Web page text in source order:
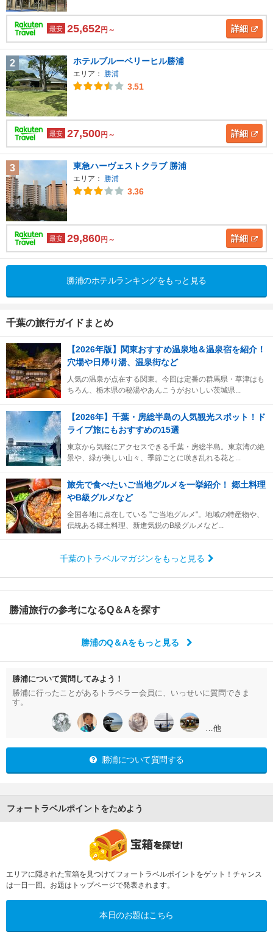
最安 25,652円～ 詳細
2 ホテルブルーベリーヒル勝浦
エリア： 勝浦
3.51
最安 27,500円～ 詳細
3 東急ハーヴェストクラブ 勝浦
エリア： 勝浦
3.36
最安 29,860円～ 詳細
勝浦のホテルランキングをもっと見る
千葉の旅行ガイドまとめ
【2026年版】関東おすすめ温泉地＆温泉宿を紹介！
穴場や日帰り湯、温泉街など
人気の温泉が点在する関東。今回は定番の群馬県・草津はも
ちろん、栃木県の秘湯やあんこうがおいしい茨城県...
【2026年】千葉・房総半島の人気観光スポット！ド
ライブ旅にもおすすめの15選
東京から気軽にアクセスできる千葉・房総半島。東京湾の絶
景や、緑が美しい山々、季節ごとに咲き乱れる花と...
旅先で食べたいご当地グルメを一挙紹介！ 郷土料理
やB級グルメなど
全国各地に点在している "ご当地グルメ"。地域の特産物や、
伝統ある郷土料理、新進気鋭のB級グルメなど...
千葉のトラベルマガジンをもっと見る
勝浦旅行の参考になるQ＆Aを探す
勝浦のQ＆Aをもっと見る
勝浦について質問してみよう！
勝浦に行ったことがあるトラベラー会員に、いっせいに質問できま
す。
…他
勝浦について質問する
フォートラベルポイントをためよう
エリアに隠された宝箱を見つけてフォートラベルポイントをゲット！チャンス
は一日一回。お題はトップページで発表されます。
本日のお題はこちら